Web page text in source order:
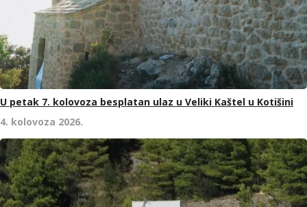
U petak 7. kolovoza besplatan ulaz u Veliki Kaštel u Kotišini
4. kolovoza 2026.